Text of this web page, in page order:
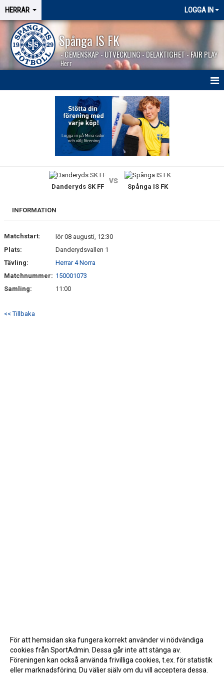
HERRAR LOGGA IN
Spånga IS FK
- GEMENSKAP - UTVECKLING - DELAKTIGHET - FAIR PLAY
Herr
BILDGALLERI
ARKIV 2024-23
ARKIV 2022-20
ARKIV 2019-17
Danderyds SK FF
vs
Spånga IS FK
INFORMATION
Matchstart:
lör 08 augusti, 12:30
Plats:
Danderydsvallen 1
Tävling:
Herrar 4 Norra
Matchnummer: 150001073
Samling:
11:00
<< Tillbaka
För att hemsidan ska fungera korrekt använder vi nödvändiga
cookies från SportAdmin. Dessa går inte att stänga av.
Föreningen kan också använda frivilliga cookies, t.ex. för statistik
eller marknadsföring. Du väljer själv om du vill acceptera dessa.